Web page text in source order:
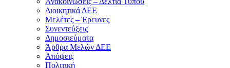
Διοικητικά ΔΕΕ
Μελέτες – Έρευνες
Συνεντεύξεις
Δημοσιεύματα
Άρθρα Μελών ΔΕΕ
Απόψεις
Πολιτική